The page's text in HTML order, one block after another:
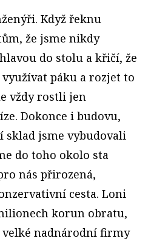
Když řeknu
že jsme nikdy
do stolu a křičí, že
páku a rozjet to
vždy rostli jen
Dokonce i budovu,
sklad jsme vybudovali
do toho okolo sta
nás přirozená,
cesta. Loni
korun obratu,
nadnárodní firmy